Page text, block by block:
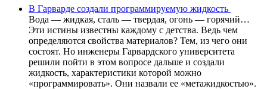
В Гарварде создали программируемую жидкость
Вода — жидкая, сталь — твердая, огонь — горячий…
Эти истины известны каждому с детства. Ведь чем
определяются свойства материалов? Тем, из чего они
состоят. Но инженеры Гарвардского университета
решили пойти в этом вопросе дальше и создали
жидкость, характеристики которой можно
«программировать». Они назвали ее «метажидкостью».